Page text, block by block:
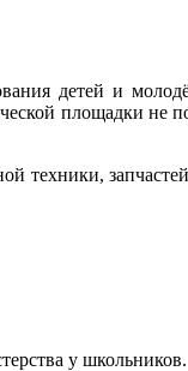
детей и
площадки не
техники,
у школьников.